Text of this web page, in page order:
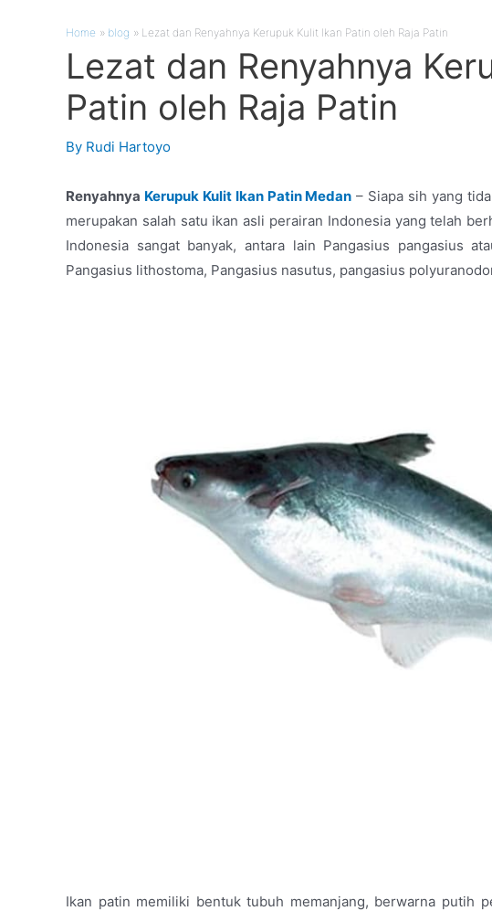
Home blog Lezat dan Renyahnya Kerupuk Kulit Ikan Patin oleh Raja Patin
Lezat dan Renyahnya
Patin oleh Raja Patin
By Rudi Hartoyo
Renyahnya Kerupuk Kulit Ikan Patin Medan – Siapa sih yang
merupakan salah satu ikan asli perairan Indonesia yang telah
Indonesia sangat banyak, antara lain Pangasius pangasius
Pangasius lithostoma, Pangasius nasutus, pangasius
Ikan patin memiliki bentuk tubuh memanjang, berwarna putih